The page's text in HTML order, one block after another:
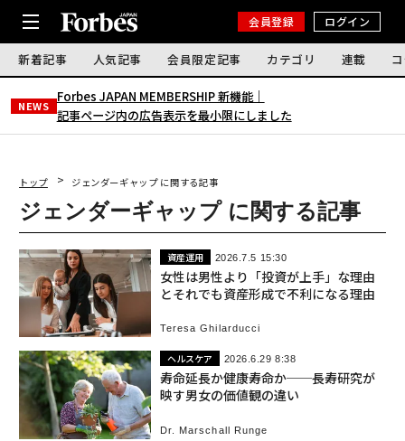
会員登録 ログイン
新着記事 人気記事 会員限定記事 カテゴリ 連載
NEWS
Forbes JAPAN MEMBERSHIP 新機能｜
記事ページ内の広告表示を最小限にしました
トップ ジェンダーギャップ に関する記事
ジェンダーギャップ に関する記事
資産運用 2026.7.5 15:30
女性は男性より「投資が上手」な理由
とそれでも資産形成で不利になる理由
Teresa Ghilarducci
ヘルスケア 2026.6.29 8:38
寿命延長か健康寿命か──長寿研究が
映す男女の価値観の違い
Dr. Marschall Runge